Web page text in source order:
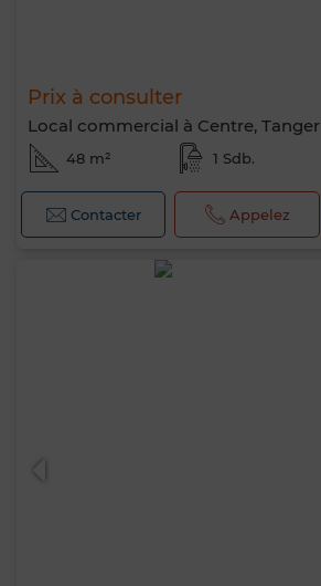
Prix à consulter
Local commercial à Centre, Tanger
48 m² 1 Sdb.
Contacter Appelez